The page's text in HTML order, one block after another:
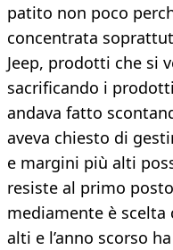
patito non poco
concentrata
Jeep, prodotti che si
sacrificando i
andava fatto
aveva chiesto di
e margini più alti
resiste al primo
mediamente è
alti e l’anno scorso